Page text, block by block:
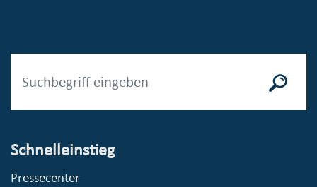
Schnelleinstieg
Pressecenter